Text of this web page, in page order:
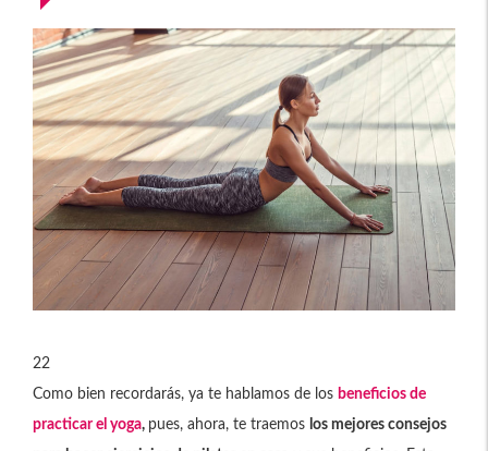
22
Como bien recordarás, ya te hablamos de los beneficios de
practicar el yoga, pues, ahora, te traemos los mejores consejos